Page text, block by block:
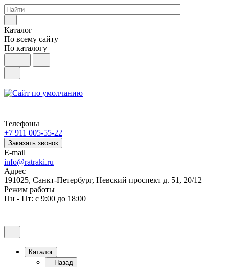
Каталог
По всему сайту
По каталогу
Телефоны
+7 911 005-55-22
Заказать звонок
E-mail
info@ratraki.ru
Адрес
191025, Санкт-Петербург, Невский проспект д. 51, 20/12
Режим работы
Пн - Пт: с 9:00 до 18:00
Каталог
Назад